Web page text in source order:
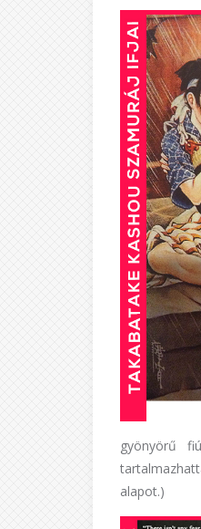
gyönyörű
alapot.)